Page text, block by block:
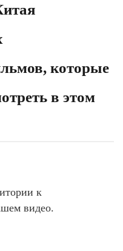
которые
в этом
к
видео.